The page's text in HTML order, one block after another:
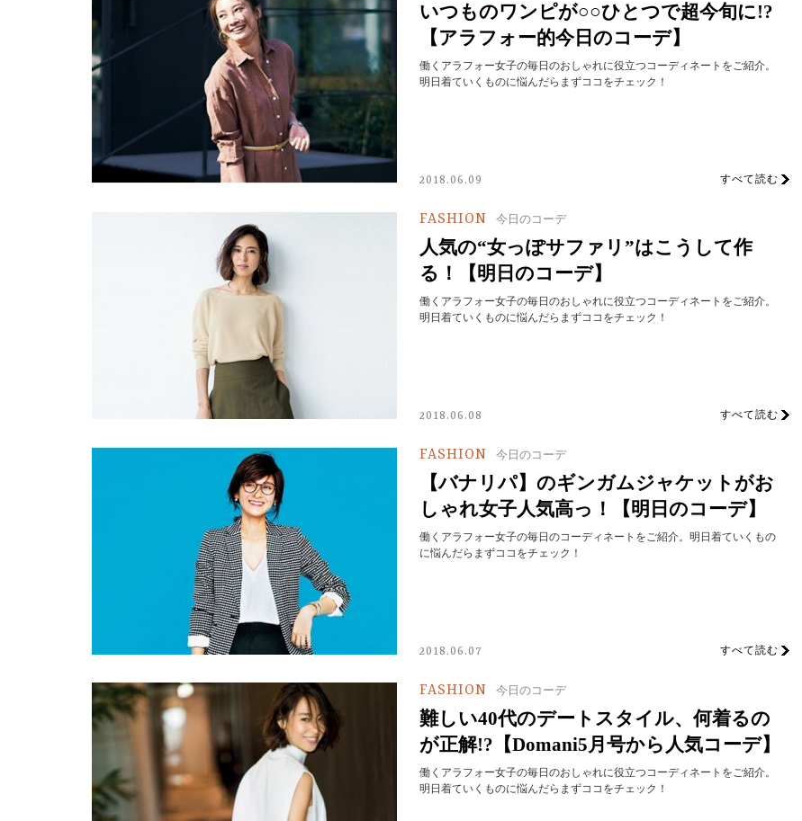
いつものワンピが○○ひとつで超今旬に!?
【アラフォー的今日のコーデ】
働くアラフォー女子の毎日のおしゃれに役立つコーディネートをご紹介。
明日着ていくものに悩んだらまずココをチェック！
2018.06.09 すべて読む
FASHION 今日のコーデ
人気の“女っぽサファリ”はこうして作
る！【明日のコーデ】
働くアラフォー女子の毎日のおしゃれに役立つコーディネートをご紹介。
明日着ていくものに悩んだらまずココをチェック！
2018.06.08 すべて読む
FASHION 今日のコーデ
【バナリパ】のギンガムジャケットがお
しゃれ女子人気高っ！【明日のコーデ】
働くアラフォー女子の毎日のコーディネートをご紹介。明日着ていくもの
に悩んだらまずココをチェック！
2018.06.07 すべて読む
FASHION 今日のコーデ
難しい40代のデートスタイル、何着るの
が正解!?【Domani5月号から人気コーデ】
働くアラフォー女子の毎日のおしゃれに役立つコーディネートをご紹介。
明日着ていくものに悩んだらまずココをチェック！